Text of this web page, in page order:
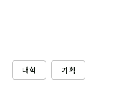
대학 기획